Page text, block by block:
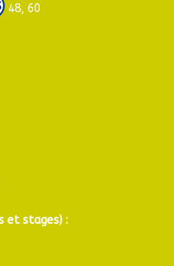
48, 60
et stages) :